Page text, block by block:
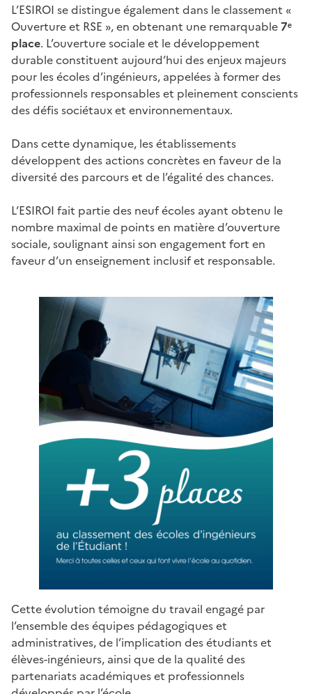
L’ESIROI se distingue également dans le classement «
Ouverture et RSE », en obtenant une remarquable 7ᵉ
place. L’ouverture sociale et le développement
durable constituent aujourd’hui des enjeux majeurs
pour les écoles d’ingénieurs, appelées à former des
professionnels responsables et pleinement conscients
des défis sociétaux et environnementaux.
Dans cette dynamique, les établissements
développent des actions concrètes en faveur de la
diversité des parcours et de l’égalité des chances.
L’ESIROI fait partie des neuf écoles ayant obtenu le
nombre maximal de points en matière d’ouverture
sociale, soulignant ainsi son engagement fort en
faveur d’un enseignement inclusif et responsable.
Cette évolution témoigne du travail engagé par
l’ensemble des équipes pédagogiques et
administratives, de l’implication des étudiants et
élèves-ingénieurs, ainsi que de la qualité des
partenariats académiques et professionnels